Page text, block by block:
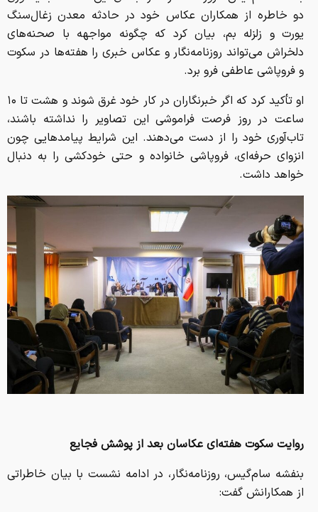
دو خاطره از همکاران عکاس خود در حادثه معدن زغال‌سنگ
یورت و زلزله بم، بیان کرد که چگونه مواجهه با صحنه‌های
دلخراش می‌تواند روزنامه‌نگار و عکاس خبری را هفته‌ها در سکوت
و فروپاشی عاطفی فرو برد.
او تأکید کرد که اگر خبرنگاران در کار خود غرق شوند و هشت تا ۱۰
ساعت در روز فرصت فراموشی این تصاویر را نداشته باشند،
تاب‌آوری خود را از دست می‌دهند. این شرایط پیامدهایی چون
انزوای حرفه‌ای، فروپاشی خانواده و حتی خودکشی را به دنبال
خواهد داشت.
روایت سکوت هفته‌ای عکاسان بعد از پوشش فجایع
بنفشه سام‌گیس، روزنامه‌نگار، در ادامه نشست با بیان خاطراتی
از همکارانش گفت: